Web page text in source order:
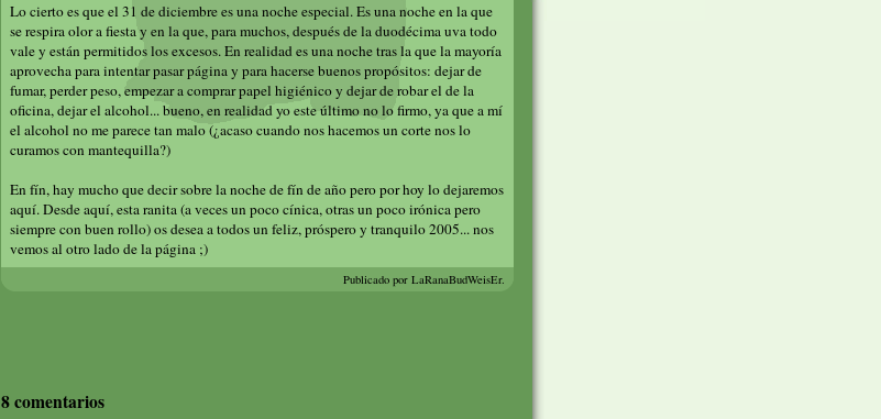
Lo cierto es que el 31 de diciembre es una noche especial. Es una noche en la que
se respira olor a fiesta y en la que, para muchos, después de la duodécima uva todo
vale y están permitidos los excesos. En realidad es una noche tras la que la mayoría
aprovecha para intentar pasar página y para hacerse buenos propósitos: dejar de
fumar, perder peso, empezar a comprar papel higiénico y dejar de robar el de la
oficina, dejar el alcohol... bueno, en realidad yo este último no lo firmo, ya que a mí
el alcohol no me parece tan malo (¿acaso cuando nos hacemos un corte nos lo
curamos con mantequilla?)
En fín, hay mucho que decir sobre la noche de fín de año pero por hoy lo dejaremos
aquí. Desde aquí, esta ranita (a veces un poco cínica, otras un poco irónica pero
siempre con buen rollo) os desea a todos un feliz, próspero y tranquilo 2005... nos
vemos al otro lado de la página ;)
Publicado por LaRanaBudWeisEr.
8 comentarios